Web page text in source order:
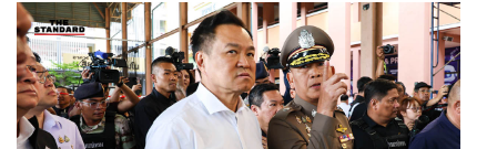
TAGS: เศรษฐกิจไทย
การเมืองไทย
THE STANDARD ECONOMIC FORUM